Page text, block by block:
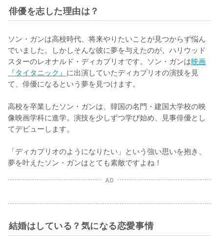
俳優を志した理由は？
ソン・ガンは高校時代、将来やりたいことが見つからず悩ん
でいました。しかしそんな彼に夢を与えたのが、ハリウッド
スターのレオナルド・ディカプリオです。ソン・ガンは映画
『タイタニック』 に出演していたディカプリオの演技を見
て、俳優になるという夢を見つけます。
高校を卒業したソン・ガンは、韓国の名門・建国大学校の映
像映画学科に進学。演技を少しずつ学び始め、見事俳優とし
てデビューします。
「ディカプリオのようになりたい」という強い思いを抱き、
夢を叶えたソン・ガンはとても素敵ですよね！
AD
結婚はしている？気になる恋愛事情